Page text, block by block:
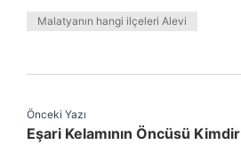
Malatyanın hangi ilçeleri Alevi
Önceki Yazı
Eşari Kelamının Öncüsü Kimdir